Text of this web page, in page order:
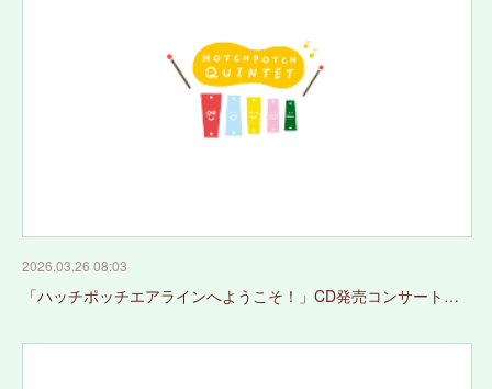
2026.03.26 08:03
「ハッチポッチエアラインへようこそ！」CD発売コンサート…